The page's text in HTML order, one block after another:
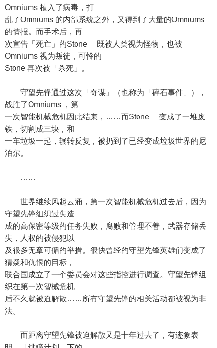
Omniums 植入了病毒，打
乱了Omniums 的内部系统之外，又得到了大量的Omniums
的情报。而手术后，再
次宣告「死亡」的Stone ，既被人类视为怪物，也被
Omniums 视为叛徒，可怜的
Stone 再次被「杀死」。
守望先锋通过这次「奇谋」（也称为「碎石事件」），
战胜了Omniums ，第
一次智能机械危机因此结束，……而Stone ，变成了一堆废
铁，切割成三块，和
一车垃圾一起，辗转反复，被扔到了已经变成垃圾世界的尼
泊尔。
……
世界继续风起云涌，第一次智能机械危机过去后，因为
守望先锋组织过失造
成的高保密等级的任务失败，腐败和管理不善，武器存储丢
失，人权的被侵犯以
及很多无章可循的举措。很快曾经的守望先锋英雄们变成了
猜疑和仇恨的目标，
联合国成立了一个委员会对这些指控进行调查。守望先锋组
织在第一次智械危机
后不久就被迫解散……所有守望先锋的相关活动都被视为非
法。
而距离守望先锋被迫解散又是十年过去了，有迹象表